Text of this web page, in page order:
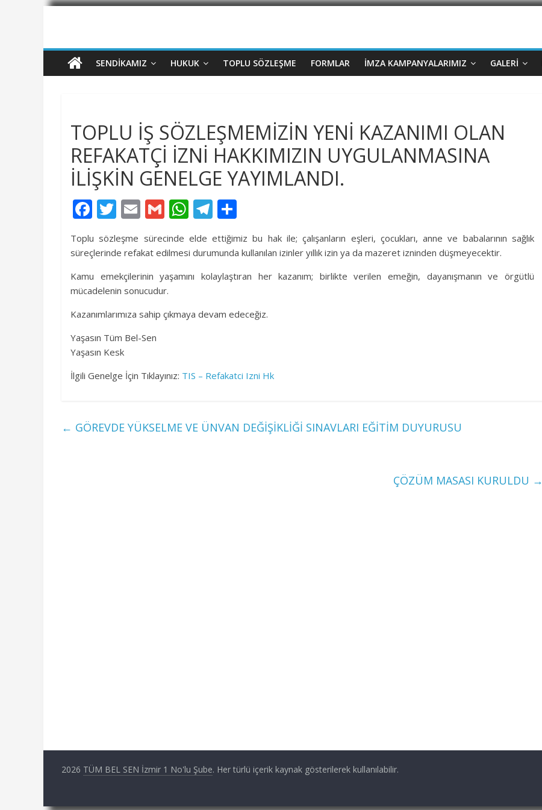
SENDIKAMIZ HUKUK TOPLU SÖZLEŞME FORMLAR İMZA KAMPANYALARIMIZ GALERI
TOPLU İŞ SÖZLEŞMEMİZİN YENİ KAZANIMI OLAN
REFAKATÇİ İZNİ HAKKIMIZIN UYGULANMASINA
İLİŞKİN GENELGE YAYIMLANDI.
F
e
b
o
k
T
itt
er
E
ai
l
G
m
ai
W
h
at
A
p
T
el
e
gr
a
yl
Toplu sözleşme sürecinde elde ettiğimiz bu hak ile; çalışanların eşleri, çocukları, anne ve babalarının sağlık
süreçlerinde refakat edilmesi durumunda kullanılan izinler yıllık izin ya da mazeret izninden düşmeyecektir.
Kamu emekçilerinin yaşamını kolaylaştıran her kazanım; birlikte verilen emeğin, dayanışmanın ve örgütlü
mücadelenin sonucudur.
Kazanımlarımıza sahip çıkmaya devam edeceğiz.
Yaşasın Tüm Bel-Sen
Yaşasın Kesk
İlgili Genelge İçin Tıklayınız: TIS – Refakatci Izni Hk
← GÖREVDE YÜKSELME VE ÜNVAN DEĞİŞİKLİĞİ SINAVLARI EĞİTİM DUYURUSU
ÇÖZÜM MASASI KURULDU →
2026 TÜM BEL SEN İzmir 1 No'lu Şube. Her türlü içerik kaynak gösterilerek kullanılabilir.